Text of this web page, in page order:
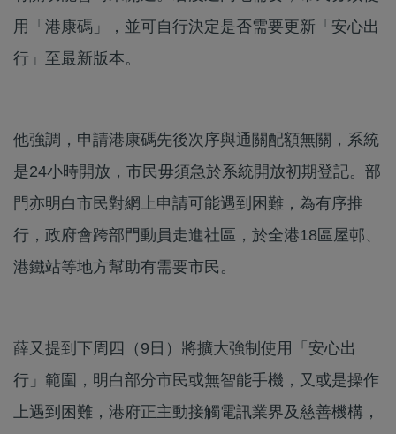
用「港康碼」，並可自行決定是否需要更新「安心出
行」至最新版本。
他強調，申請港康碼先後次序與通關配額無關，系統
是24小時開放，市民毋須急於系統開放初期登記。部
門亦明白市民對網上申請可能遇到困難，為有序推
行，政府會跨部門動員走進社區，於全港18區屋邨、
港鐵站等地方幫助有需要市民。
薛又提到下周四（9日）將擴大強制使用「安心出
行」範圍，明白部分市民或無智能手機，又或是操作
上遇到困難，港府正主動接觸電訊業界及慈善機構，